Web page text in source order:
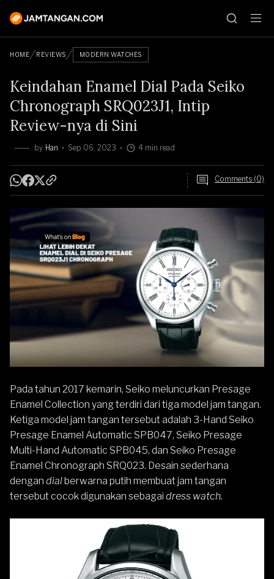
HOME REVIEWS MODERN WATCHES
Keindahan Enamel Dial Pada Seiko
Chronograph SRQ023J1, Intip
Review-nya di Sini
by Han Sep 06, 2023 4 min read
Comments (0)
Pada tahun 2017 kemarin, Seiko meluncurkan Presage
Enamel Collection yang terdiri dari tiga model jam tangan.
Ketiga model jam tangan tersebut adalah 3-Hand Seiko
Presage Enamel Automatic SPB047, Seiko Presage
Multi-Hand Automatic SPB045, dan Seiko Presage
Enamel Chronograph SRQ023. Desain sederhana
dengan dialberwarna putih membuat jam tangan
tersebut cocok digunakan sebagai dress watch.